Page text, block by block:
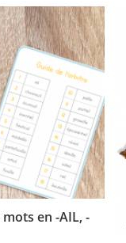
en -AIL, -